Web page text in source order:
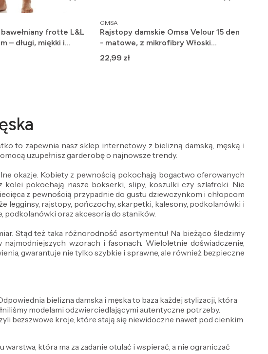
frotte L&L
– długi, miękki i
PRODUCENT
OMSA
Rajstopy damskie Omsa Velour 15 den
- matowe, z mikrofibry Włoski
Producent
Cena
22,99 zł
to zapewnia nasz sklep internetowy z bielizną damską, męską i
uzupełnisz garderobę o najnowsze trendy.
okazje. Kobiety z pewnością pokochają bogactwo oferowanych
kolei pokochają nasze bokserki, slipy, koszulki czy szlafroki. Nie
z pewnością przypadnie do gustu dziewczynkom i chłopcom
legginsy, rajstopy, pończochy, skarpetki, kalesony, podkolanówki i
podkolanówki oraz akcesoria do staników.
Stąd też taka różnorodność asortymentu! Na bieżąco śledzimy
wzorach i fasonach. Wieloletnie doświadczenie,
gwarantuje nie tylko szybkie i sprawne, ale również bezpieczne
bielizna damska i męska to baza każdej stylizacji, która
modelami odzwierciedlającymi autentyczne potrzeby.
bezszwowe kroje, które stają się niewidoczne nawet pod cienkim
warstwa, która ma za zadanie otulać i wspierać, a nie ograniczać